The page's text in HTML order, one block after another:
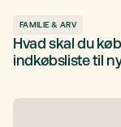
FAMILIE & ARV
Hvad skal du
indkøbsliste til